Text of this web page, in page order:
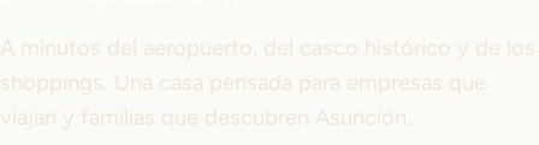
A minutos del aeropuerto, del casco histórico y de los
shoppings. Una casa pensada para empresas que
viajan y familias que descubren Asunción.